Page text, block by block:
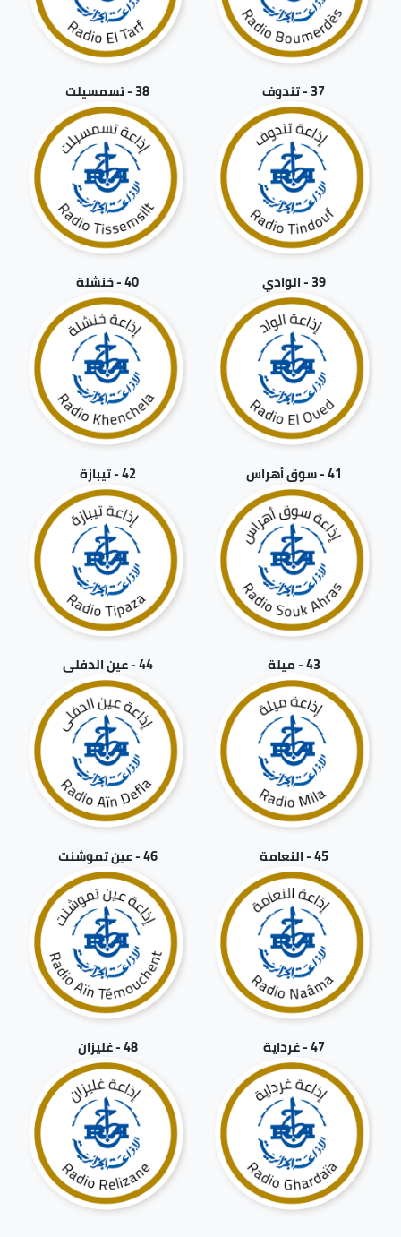
37 - تندوف 38 - تسمسيلت
39 - الوادي 40 - خنشلة
41 - سوق أهراس 42 - تيبازة
43 - ميلة 44 - عين الدفلى
45 - النعامة 46 - عين تموشنت
47 - غرداية 48 - غليزان